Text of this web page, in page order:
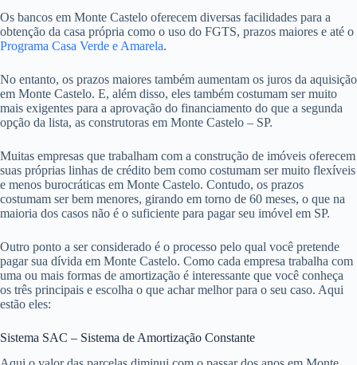
Os bancos em Monte Castelo oferecem diversas facilidades para a
obtenção da casa própria como o uso do FGTS, prazos maiores e até o
Programa Casa Verde e Amarela.
No entanto, os prazos maiores também aumentam os juros da aquisição
em Monte Castelo. E, além disso, eles também costumam ser muito
mais exigentes para a aprovação do financiamento do que a segunda
opção da lista, as construtoras em Monte Castelo – SP.
Muitas empresas que trabalham com a construção de imóveis oferecem
suas próprias linhas de crédito bem como costumam ser muito flexíveis
e menos burocráticas em Monte Castelo. Contudo, os prazos
costumam ser bem menores, girando em torno de 60 meses, o que na
maioria dos casos não é o suficiente para pagar seu imóvel em SP.
Outro ponto a ser considerado é o processo pelo qual você pretende
pagar sua dívida em Monte Castelo. Como cada empresa trabalha com
uma ou mais formas de amortização é interessante que você conheça
os três principais e escolha o que achar melhor para o seu caso. Aqui
estão eles:
Sistema SAC – Sistema de Amortização Constante